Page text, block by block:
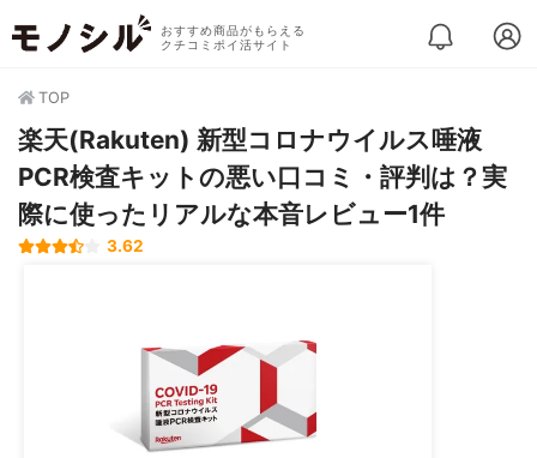
おすすめ商品がもらえる
クチコミポイ活サイト
TOP
楽天(Rakuten) 新型コロナウイルス唾液
PCR検査キットの悪い口コミ・評判は？実
際に使ったリアルな本音レビュー1件
3.62